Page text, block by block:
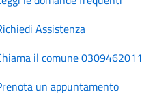
Assistenza
il comune 0309462011
un appuntamento